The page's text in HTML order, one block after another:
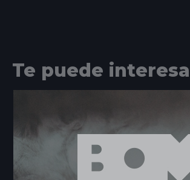
Te puede